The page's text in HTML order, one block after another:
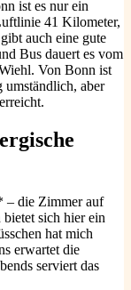
ist es nur ein
41 Kilometer,
auch eine gute
Bus dauert es vom
Von Bonn ist
aber
– die Zimmer auf
sich hier ein
hat mich
erwartet die
serviert das